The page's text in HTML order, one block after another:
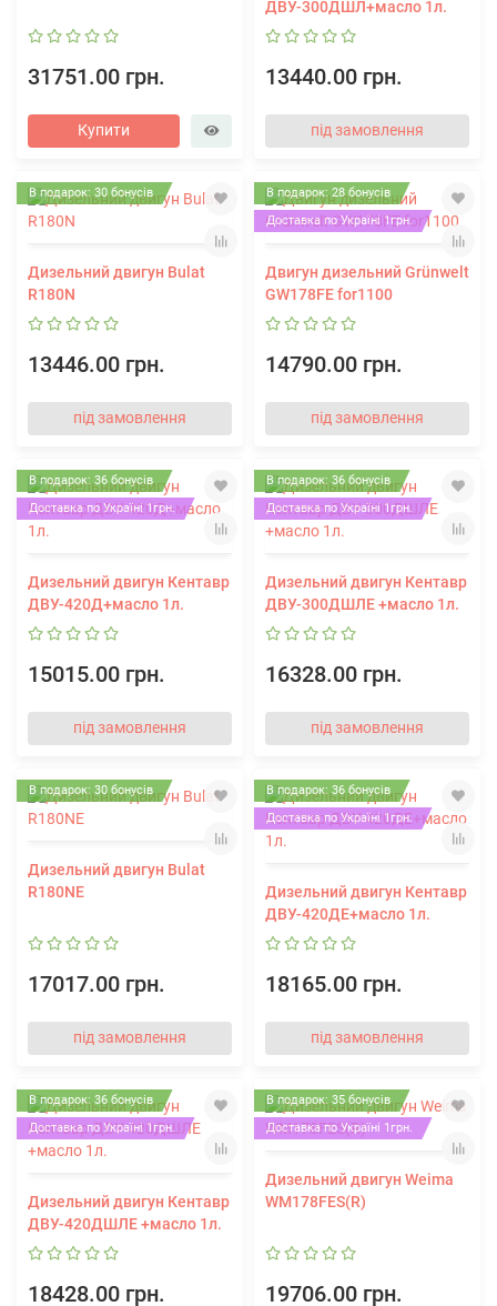
31751.00 грн.
Купити
ДВУ-300ДШЛ+масло 1л.
13440.00 грн.
під замовлення
В подарок: 30 бонусів
Дизельний двигун Bulat
R180N
13446.00 грн.
під замовлення
В подарок: 28 бонусів
Доставка по Україні 1грн.
Двигун дизельний Grünwelt
GW178FE for1100
14790.00 грн.
під замовлення
В подарок: 36 бонусів
Доставка по Україні 1грн.
Дизельний двигун Кентавр
ДВУ-420Д+масло 1л.
15015.00 грн.
під замовлення
В подарок: 36 бонусів
Доставка по Україні 1грн.
Дизельний двигун Кентавр
ДВУ-300ДШЛЕ +масло 1л.
16328.00 грн.
під замовлення
В подарок: 30 бонусів
Дизельний двигун Bulat
R180NЕ
17017.00 грн.
під замовлення
В подарок: 36 бонусів
Доставка по Україні 1грн.
Дизельний двигун Кентавр
ДВУ-420ДЕ+масло 1л.
18165.00 грн.
під замовлення
В подарок: 36 бонусів
Доставка по Україні 1грн.
Дизельний двигун Кентавр
ДВУ-420ДШЛЕ +масло 1л.
18428.00 грн.
В подарок: 35 бонусів
Доставка по Україні 1грн.
Дизельний двигун Weima
WM178FES(R)
19706.00 грн.